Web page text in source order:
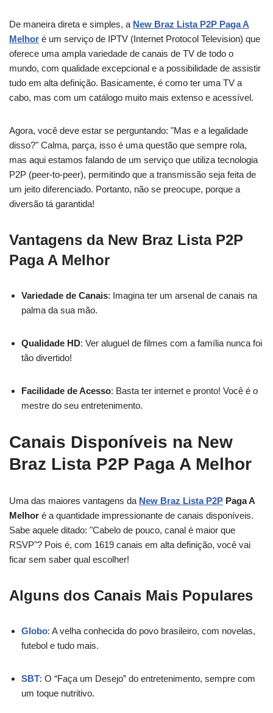
De maneira direta e simples, a New Braz Lista P2P Paga A
Melhor é um serviço de IPTV (Internet Protocol Television) que
oferece uma ampla variedade de canais de TV de todo o
mundo, com qualidade excepcional e a possibilidade de assistir
tudo em alta definição. Basicamente, é como ter uma TV a
cabo, mas com um catálogo muito mais extenso e acessível.
Agora, você deve estar se perguntando: "Mas e a legalidade
disso?" Calma, parça, isso é uma questão que sempre rola,
mas aqui estamos falando de um serviço que utiliza tecnologia
P2P (peer-to-peer), permitindo que a transmissão seja feita de
um jeito diferenciado. Portanto, não se preocupe, porque a
diversão tá garantida!
Vantagens da New Braz Lista P2P
Paga A Melhor
Variedade de Canais: Imagina ter um arsenal de canais na
palma da sua mão.
Qualidade HD: Ver aluguel de filmes com a família nunca foi
tão divertido!
Facilidade de Acesso: Basta ter internet e pronto! Você é o
mestre do seu entretenimento.
Canais Disponíveis na New
Braz Lista P2P Paga A Melhor
Uma das maiores vantagens da New Braz Lista P2P Paga A
Melhor é a quantidade impressionante de canais disponíveis.
Sabe aquele ditado: "Cabelo de pouco, canal é maior que
RSVP"? Pois é, com 1619 canais em alta definição, você vai
ficar sem saber qual escolher!
Alguns dos Canais Mais Populares
Globo: A velha conhecida do povo brasileiro, com novelas,
futebol e tudo mais.
SBT: O “Faça um Desejo” do entretenimento, sempre com
um toque nutritivo.